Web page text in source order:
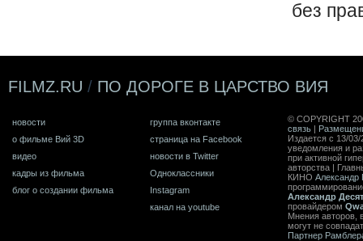
без
FILMZ.RU / ПО ДОРОГЕ В ЦАРСТВО ВИЯ
новости
о фильме Вий 3D
видео
кадры из фильма
блог о создании фильма
группа вконтакте
страница на Facebook
новости в Twitter
Одноклассники
Instagram
канал на youtube
© COPYRIGHT
связь |
Издается с 13/
уведомления и
при активной
авторства |
КИНО Александр
Александр
провайдером
Мнения авторов,
могут не
Партнер